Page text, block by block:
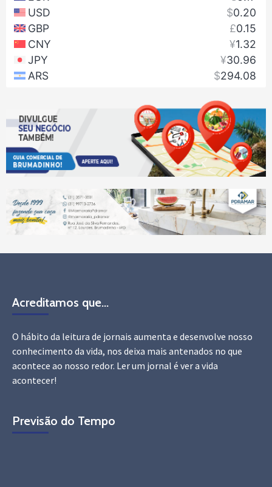
Acreditamos que…
O hábito da leitura de jornais aumenta e desenvolve nosso
conhecimento da vida, nos deixa mais antenados no que
acontece ao nosso redor. Ler um jornal é ver a vida
acontecer!
Previsão do Tempo